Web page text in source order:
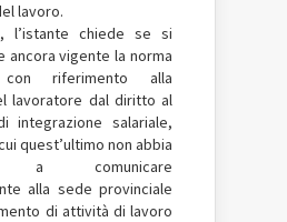
lavoro.
l’istante chiede se si
ancora vigente la norma
riferimento alla
lavoratore dal diritto al
integrazione salariale,
quest’ultimo non abbia
a comunicare
alla sede provinciale
di attività di lavoro